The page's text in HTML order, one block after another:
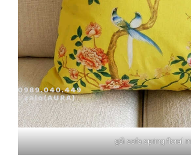
gối sofa spring floral